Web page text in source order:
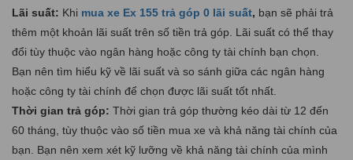
Lãi suất: Khi mua xe Ex 155 trả góp 0 lãi suất, bạn sẽ phải trả
thêm một khoản lãi suất trên số tiền trả góp. Lãi suất có thể thay
đổi tùy thuộc vào ngân hàng hoặc công ty tài chính bạn chọn.
Bạn nên tìm hiểu kỹ về lãi suất và so sánh giữa các ngân hàng
hoặc công ty tài chính để chọn được lãi suất tốt nhất.
Thời gian trả góp: Thời gian trả góp thường kéo dài từ 12 đến
60 tháng, tùy thuộc vào số tiền mua xe và khả năng tài chính của
bạn. Bạn nên xem xét kỹ lưỡng về khả năng tài chính của mình